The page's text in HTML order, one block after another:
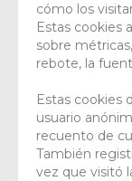
cómo los
Estas cookies
sobre
rebote, la
Estas cookies
usuario
recuento de
También
vez que visitó